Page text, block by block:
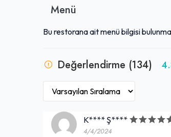
Menü
Bu restorana ait menü bilgisi
Değerlendirme (134)
K**** Ş****
4/4/2024